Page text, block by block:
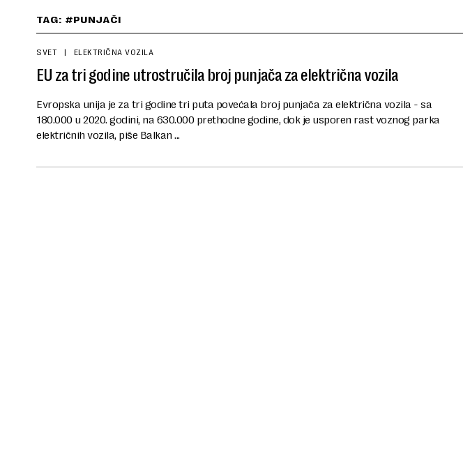
TAG: #PUNJAČI
SVET ELEKTRIČNA VOZILA
EU za tri godine utrostručila broj punjača za električna vozila
Evropska unija je za tri godine tri puta povećala broj punjača za električna vozila - sa
180.000 u 2020. godini, na 630.000 prethodne godine, dok je usporen rast voznog parka
električnih vozila, piše Balkan ...